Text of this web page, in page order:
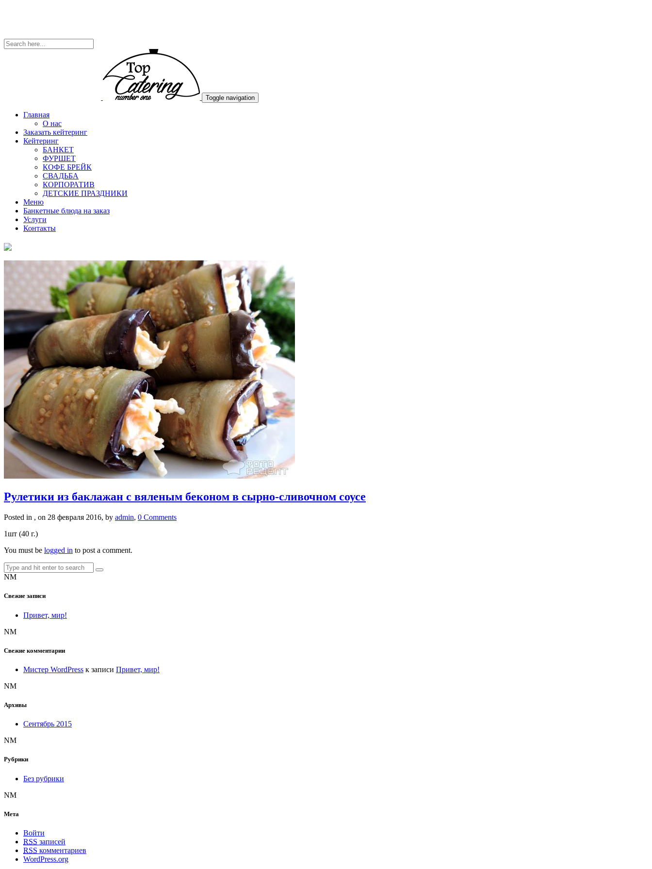
Toggle navigation
Главная
О нас
Заказать кейтеринг
Кейтеринг
БАНКЕТ
ФУРШЕТ
КОФЕ БРЕЙК
СВАДЬБА
КОРПОРАТИВ
ДЕТСКИЕ ПРАЗДНИКИ
Меню
Банкетные блюда на заказ
Услуги
Контакты
Рулетики из баклажан с вяленым беконом в сырно-сливочном соусе
Posted in , on 28 февраля 2016, by admin, 0 Comments
1шт (40 г.)
You must be logged in to post a comment.
NM
Свежие записи
Привет, мир!
NM
Свежие комментарии
Мистер WordPress к записи Привет, мир!
NM
Архивы
Сентябрь 2015
NM
Рубрики
Без рубрики
NM
Мета
Войти
RSS записей
RSS комментариев
WordPress.org